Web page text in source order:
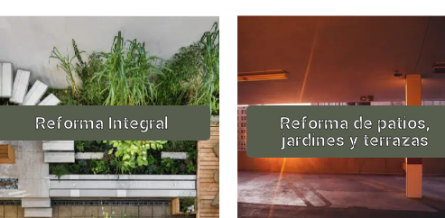
Reforma Integral
Reforma de patios,
jardines y terrazas